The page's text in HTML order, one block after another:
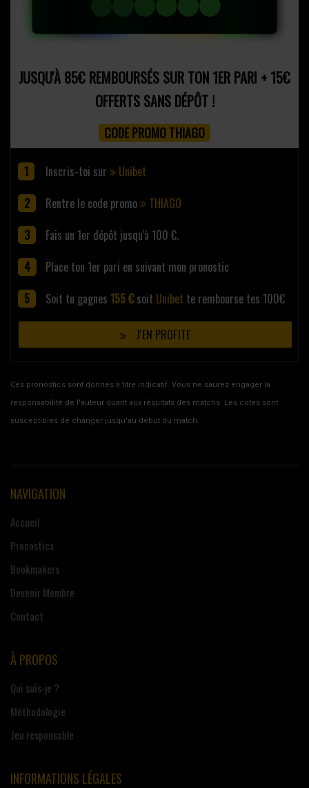
JUSQU'À 85€ REMBOURSÉS SUR TON 1ER PARI + 15€
OFFERTS SANS DÉPÔT !
CODE PROMO THIAGO
Inscris-toi sur
Unibet
Rentre le code promo
THIAGO
Fais un 1er dépôt jusqu'à 100 €.
Place ton 1er pari en suivant mon pronostic
Soit tu gagnes 155 € soit Unibet te rembourse tes 100€
J'EN PROFITE
Ces pronostics sont donnés à titre indicatif. Vous ne saurez engager la
responsabilité de l'auteur quant aux résultats des matchs. Les cotes sont
susceptibles de changer jusqu'au début du match.
NAVIGATION
Accueil
Pronostics
Bookmakers
Devenir Membre
Contact
À PROPOS
Qui suis-je ?
Méthodologie
Jeu responsable
INFORMATIONS LÉGALES